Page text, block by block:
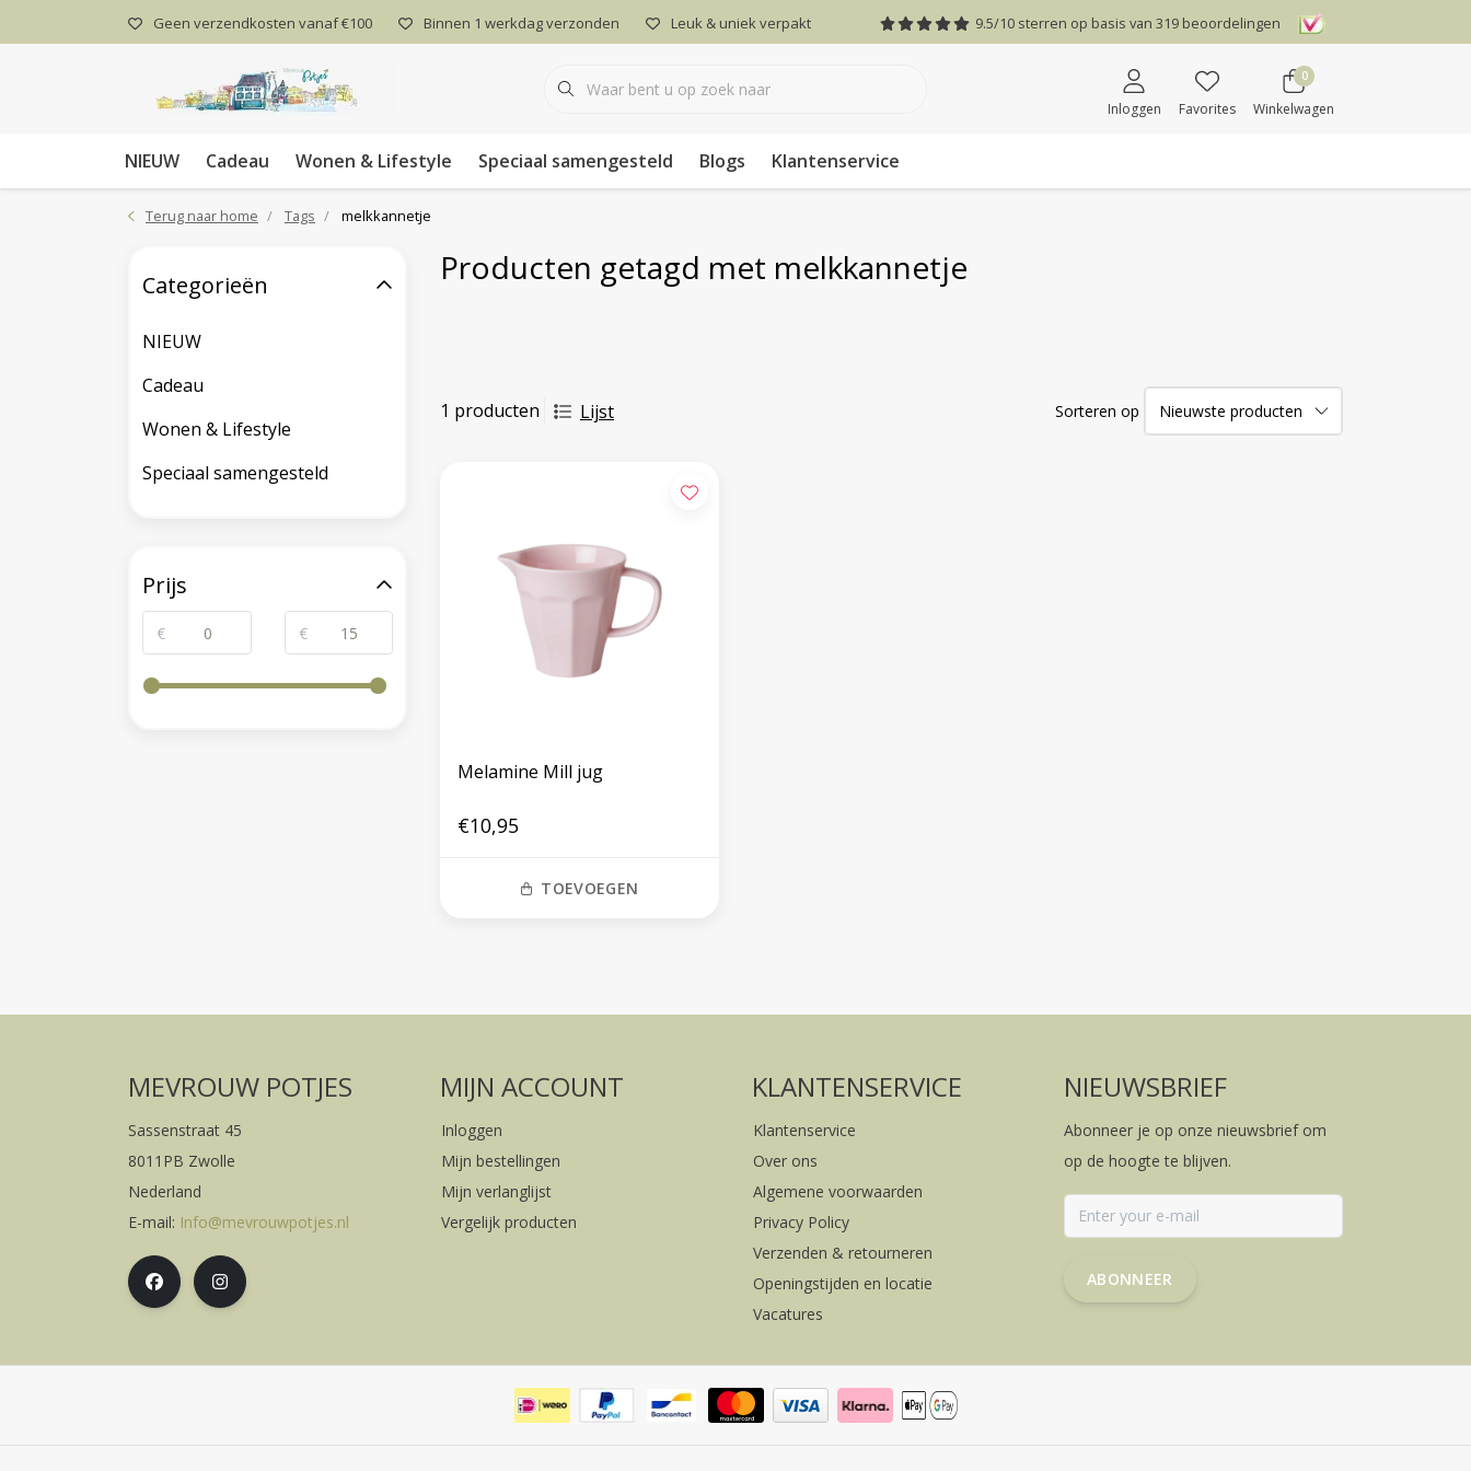
Geen verzendkosten vanaf €100 Binnen 1 werkdag verzonden Leuk & uniek verpakt 9.5/10 sterren op basis van 319 beoordelingen
Inloggen Favorites
0
Winkelwagen
NIEUW Cadeau Wonen & Lifestyle Speciaal samengesteld Blogs Klantenservice
Terug naar home Tags melkkannetje
Producten getagd met melkkannetje
1 producten Lijst Sorteren op
Melamine Mill jug
€10,95
TOEVOEGEN
Categorieën
NIEUW
Cadeau
Wonen & Lifestyle
Speciaal samengesteld
Prijs
€ €
MEVROUW POTJES
Sassenstraat 45
8011PB Zwolle
Nederland
E-mail: Info@mevrouwpotjes.nl
MIJN ACCOUNT
Inloggen
Mijn bestellingen
Mijn verlanglijst
Vergelijk producten
KLANTENSERVICE
Klantenservice
Over ons
Algemene voorwaarden
Privacy Policy
Verzenden & retourneren
Openingstijden en locatie
Vacatures
NIEUWSBRIEF
Abonneer je op onze nieuwsbrief om
op de hoogte te blijven.
ABONNEER